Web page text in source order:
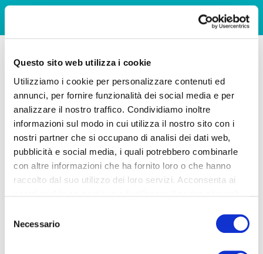
Questo sito web utilizza i cookie
Utilizziamo i cookie per personalizzare contenuti ed
annunci, per fornire funzionalità dei social media e per
analizzare il nostro traffico. Condividiamo inoltre
informazioni sul modo in cui utilizza il nostro sito con i
nostri partner che si occupano di analisi dei dati web,
pubblicità e social media, i quali potrebbero combinarle
con altre informazioni che ha fornito loro o che hanno
raccolto dal suo utilizzo dei loro servizi. Acconsenta ai
delNecessario